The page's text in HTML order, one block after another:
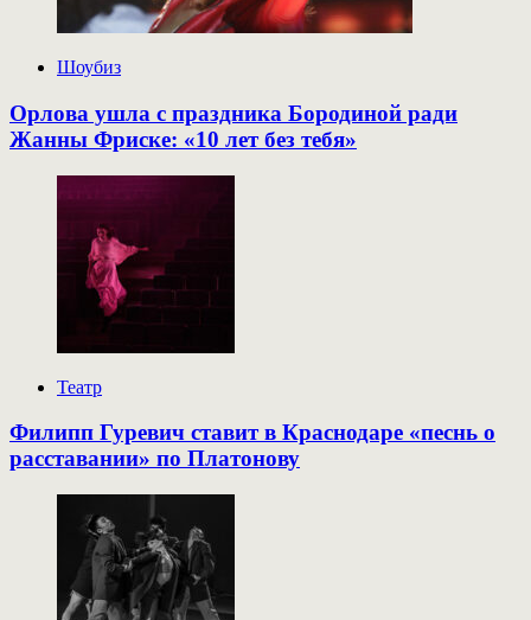
Шоубиз
Орлова ушла с праздника Бородиной ради
Жанны Фриске: «10 лет без тебя»
Театр
Филипп Гуревич ставит в Краснодаре «песнь о
расставании» по Платонову